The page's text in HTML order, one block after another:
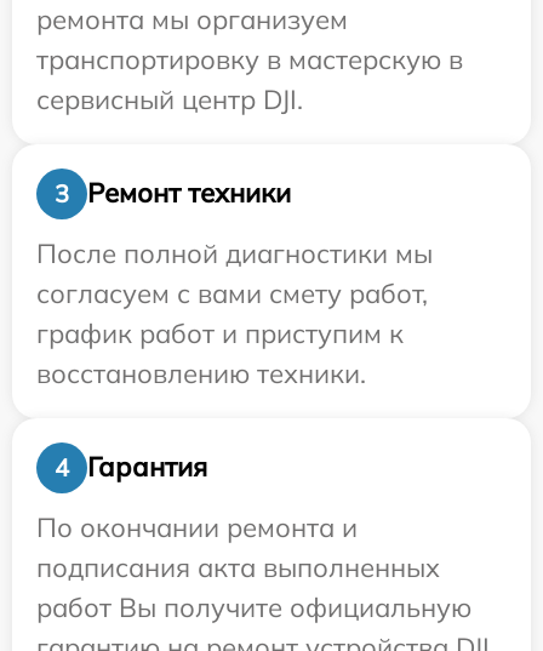
ремонта мы организуем
транспортировку в мастерскую в
сервисный центр DJI.
3
Ремонт техники
После полной диагностики мы
согласуем с вами смету работ,
график работ и приступим к
восстановлению техники.
4
Гарантия
По окончании ремонта и
подписания акта выполненных
работ Вы получите официальную